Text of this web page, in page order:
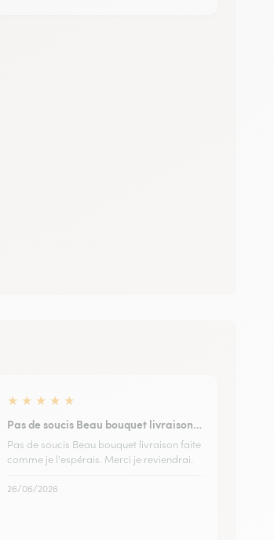
★ ★ ★ ★ ★
Pas de soucis Beau bouquet livraison…
Pas de soucis Beau bouquet livraison faite
comme je l'espérais. Merci je reviendrai.
26/06/2026